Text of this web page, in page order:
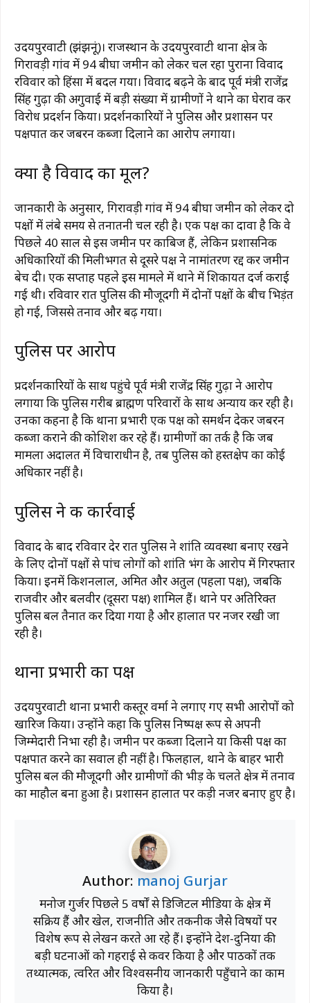
उदयपुरवाटी (झुंझुनूं)। राजस्थान के उदयपुरवाटी थाना क्षेत्र के
गिरावड़ी गांव में 94 बीघा जमीन को लेकर चल रहा पुराना विवाद
रविवार को हिंसा में बदल गया। विवाद बढ़ने के बाद पूर्व मंत्री राजेंद्र
सिंह गुढ़ा की अगुवाई में बड़ी संख्या में ग्रामीणों ने थाने का घेराव कर
विरोध प्रदर्शन किया। प्रदर्शनकारियों ने पुलिस और प्रशासन पर
पक्षपात कर जबरन कब्जा दिलाने का आरोप लगाया।
क्या है विवाद का मूल?
जानकारी के अनुसार, गिरावड़ी गांव में 94 बीघा जमीन को लेकर दो
पक्षों में लंबे समय से तनातनी चल रही है। एक पक्ष का दावा है कि वे
पिछले 40 साल से इस जमीन पर काबिज हैं, लेकिन प्रशासनिक
अधिकारियों की मिलीभगत से दूसरे पक्ष ने नामांतरण रद्द कर जमीन
बेच दी। एक सप्ताह पहले इस मामले में थाने में शिकायत दर्ज कराई
गई थी। रविवार रात पुलिस की मौजूदगी में दोनों पक्षों के बीच भिड़ंत
हो गई, जिससे तनाव और बढ़ गया।
पुलिस पर आरोप
प्रदर्शनकारियों के साथ पहुंचे पूर्व मंत्री राजेंद्र सिंह गुढ़ा ने आरोप
लगाया कि पुलिस गरीब ब्राह्मण परिवारों के साथ अन्याय कर रही है।
उनका कहना है कि थाना प्रभारी एक पक्ष को समर्थन देकर जबरन
कब्जा कराने की कोशिश कर रहे हैं। ग्रामीणों का तर्क है कि जब
मामला अदालत में विचाराधीन है, तब पुलिस को हस्तक्षेप का कोई
अधिकार नहीं है।
पुलिस ने की कार्रवाई
विवाद के बाद रविवार देर रात पुलिस ने शांति व्यवस्था बनाए रखने
के लिए दोनों पक्षों से पांच लोगों को शांति भंग के आरोप में गिरफ्तार
किया। इनमें किशनलाल, अमित और अतुल (पहला पक्ष), जबकि
राजवीर और बलवीर (दूसरा पक्ष) शामिल हैं। थाने पर अतिरिक्त
पुलिस बल तैनात कर दिया गया है और हालात पर नजर रखी जा
रही है।
थाना प्रभारी का पक्ष
उदयपुरवाटी थाना प्रभारी कस्तूर वर्मा ने लगाए गए सभी आरोपों को
खारिज किया। उन्होंने कहा कि पुलिस निष्पक्ष रूप से अपनी
जिम्मेदारी निभा रही है। जमीन पर कब्जा दिलाने या किसी पक्ष का
पक्षपात करने का सवाल ही नहीं है। फिलहाल, थाने के बाहर भारी
पुलिस बल की मौजूदगी और ग्रामीणों की भीड़ के चलते क्षेत्र में तनाव
का माहौल बना हुआ है। प्रशासन हालात पर कड़ी नजर बनाए हुए है।
Author: manoj Gurjar
मनोज गुर्जर पिछले 5 वर्षों से डिजिटल मीडिया के क्षेत्र में
सक्रिय हैं और खेल, राजनीति और तकनीक जैसे विषयों पर
विशेष रूप से लेखन करते आ रहे हैं। इन्होंने देश-दुनिया की
बड़ी घटनाओं को गहराई से कवर किया है और पाठकों तक
तथ्यात्मक, त्वरित और विश्वसनीय जानकारी पहुँचाने का काम
किया है।